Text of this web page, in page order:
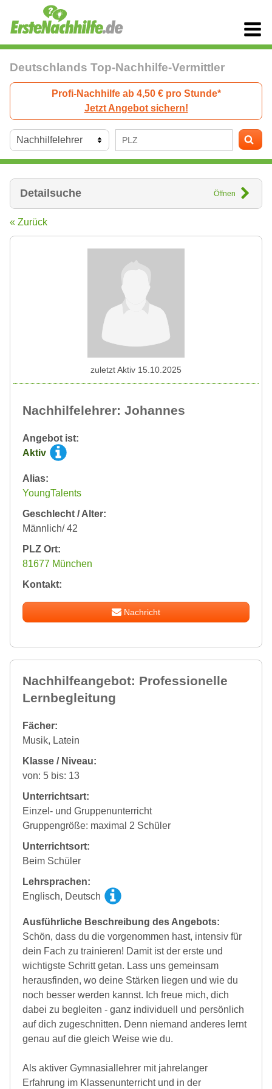
Deutschlands Top-Nachhilfe-Vermittler
Profi-Nachhilfe ab 4,50 € pro Stunde*
Jetzt Angebot sichern!
Detailsuche Öffnen
« Zurück
Nachhilfelehrer: Johannes
Angebot ist:
Aktiv
Alias:
YoungTalents
Geschlecht / Alter:
Männlich/ 42
PLZ Ort:
81677 München
Kontakt:
Nachricht
zuletzt Aktiv 15.10.2025
Nachhilfeangebot: Professionelle
Lernbegleitung
Fächer:
Musik, Latein
Klasse / Niveau:
von: 5 bis: 13
Unterrichtsart:
Einzel- und Gruppenunterricht
Gruppengröße: maximal 2 Schüler
Unterrichtsort:
Beim Schüler
Lehrsprachen:
Englisch, Deutsch
Ausführliche Beschreibung des Angebots:
Schön, dass du die vorgenommen hast, intensiv für
dein Fach zu trainieren! Damit ist der erste und
wichtigste Schritt getan. Lass uns gemeinsam
herausfinden, wo deine Stärken liegen und wie du
noch besser werden kannst. Ich freue mich, dich
dabei zu begleiten - ganz individuell und persönlich
auf dich zugeschnitten. Denn niemand anderes lernt
genau auf die gleich Weise wie du.
Als aktiver Gymnasiallehrer mit jahrelanger
Erfahrung im Klassenunterricht und in der